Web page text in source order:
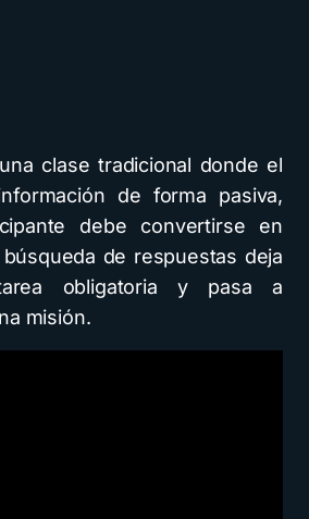
clase tradicional donde el
de forma pasiva,
debe convertirse en
de respuestas deja
obligatoria y pasa a
misión.